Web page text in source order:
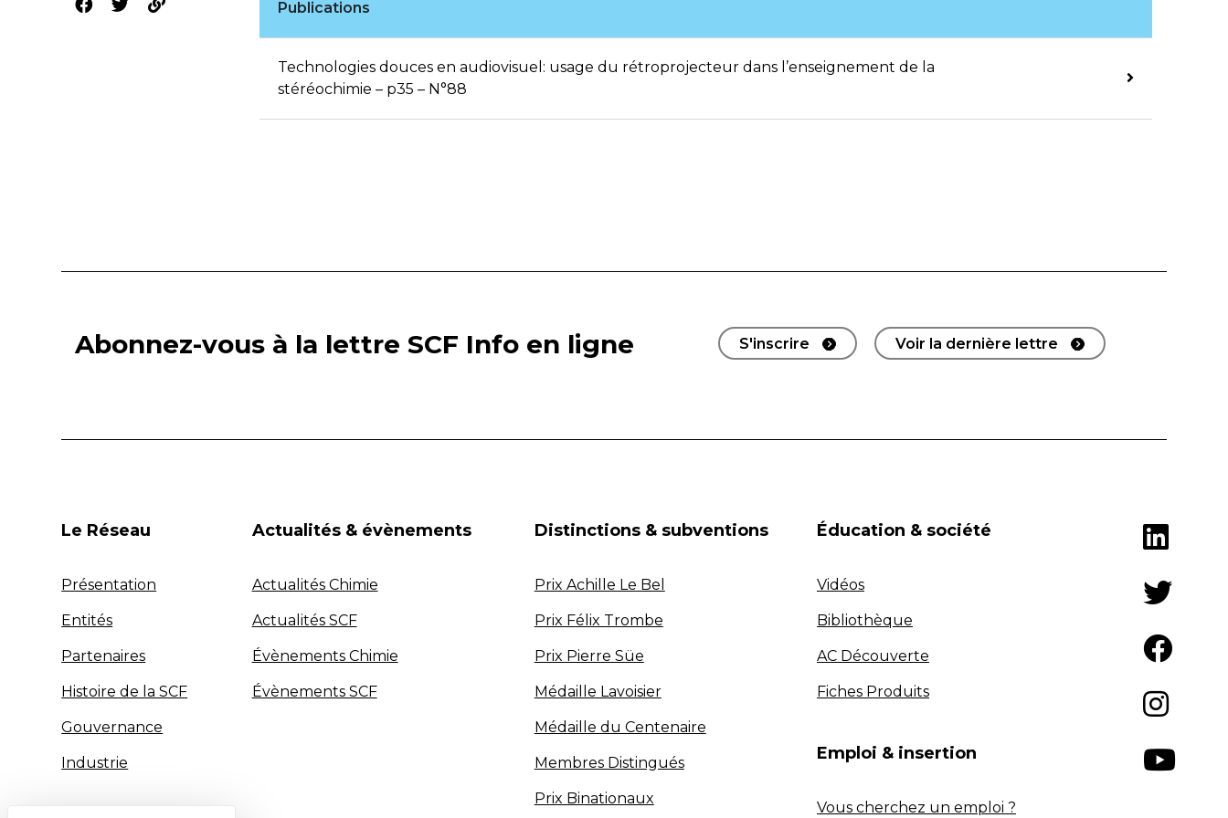
Publications
Technologies douces en audiovisuel: usage du rétroprojecteur dans l’enseignement de la
stéréochimie – p35 – N°88
Abonnez-vous à la lettre SCF Info en ligne S'inscrire Voir la dernière lettre
Le Réseau
Présentation
Entités
Partenaires
Histoire de la SCF
Gouvernance
Industrie
Actualités & évènements
Actualités Chimie
Actualités SCF
Évènements Chimie
Évènements SCF
Distinctions & subventions
Prix Achille Le Bel
Prix Félix Trombe
Prix Pierre Süe
Médaille Lavoisier
Médaille du Centenaire
Membres Distingués
Prix Binationaux
Éducation & société
Vidéos
Bibliothèque
AC Découverte
Fiches Produits
Emploi & insertion
Vous cherchez un emploi ?